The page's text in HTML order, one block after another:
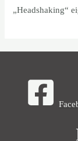
„Headshaking“